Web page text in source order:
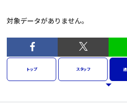
対象データがありません。
トップ スタッフ